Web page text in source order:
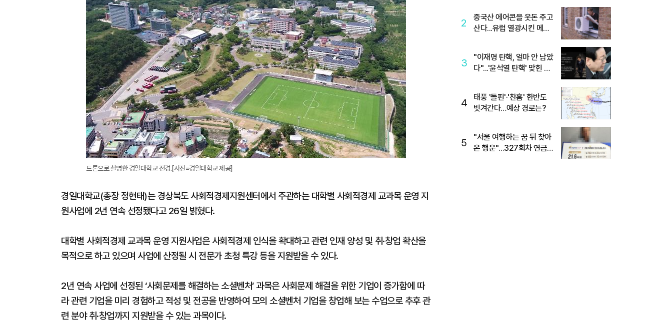
지
확
대
드론으로 촬영한 경일대학교 전경.[사진=경일대학교 제공]
경일대학교(총장 정현태)는 경상북도 사회적경제지원센터에서 주관하는 대학별 사회적경제 교과목 운영 지
원사업에 2년 연속 선정됐다고 26일 밝혔다.
대학별 사회적경제 교과목 운영 지원사업은 사회적경제 인식을 확대하고 관련 인재 양성 및 취·창업 확산을
목적으로 하고 있으며 사업에 산정될 시 전문가 초청 특강 등을 지원받을 수 있다.
2년 연속 사업에 선정된 ‘사회문제를 해결하는 소셜벤처’ 과목은 사회문제 해결을 위한 기업이 증가함에 따
라 관련 기업을 미리 경험하고 적성 및 전공을 반영하여 모의 소셜벤처 기업을 창업해 보는 수업으로 추후 관
련 분야 취·창업까지 지원받을 수 있는 과목이다.
2
중국산 에어콘을 웃돈 주고
산다...유럽 열광시킨 메이
3
"이재명 탄핵, 얼마 안 남았
다"...'윤석열 탄핵' 맞힌 무
4
태풍 '돌핀'·'찬홈' 한반도
빗겨간다…예상 경로는?
5
"서울 여행하는 꿈 뒤 찾아
온 행운"…327회차 연금